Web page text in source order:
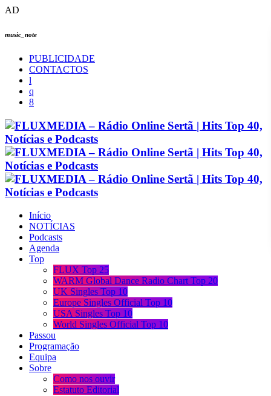
AD
music_note
PUBLICIDADE
CONTACTOS
Início
NOTÍCIAS
Podcasts
Agenda
Top
FLUX Top 25
WARM Global Dance Radio Chart Top 20
UK Singles Top 10
Europe Singles Official Top 10
USA Singles Top 10
World Singles Official Top 10
Passou
Programação
Equipa
Sobre
Como nos ouvir
Estatuto Editorial